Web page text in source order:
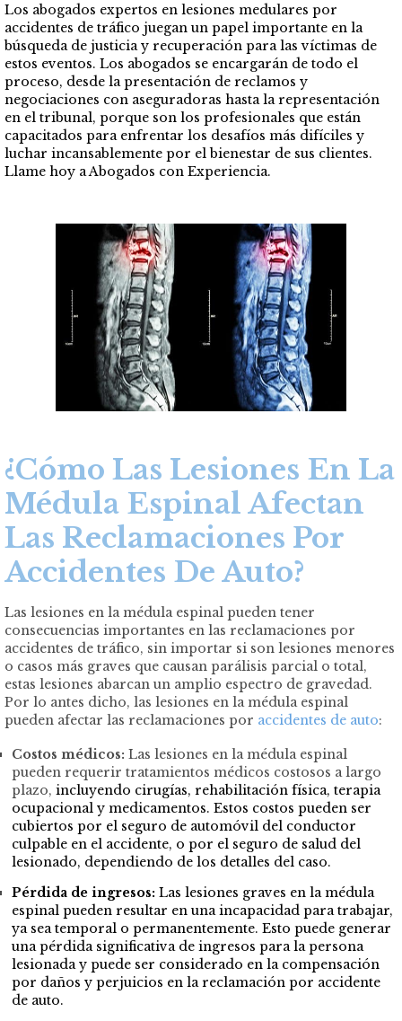
Los abogados expertos en lesiones medulares por
accidentes de tráfico juegan un papel importante en la
búsqueda de justicia y recuperación para las víctimas de
estos eventos. Los abogados se encargarán de todo el
proceso, desde la presentación de reclamos y
negociaciones con aseguradoras hasta la representación
en el tribunal, porque son los profesionales que están
capacitados para enfrentar los desafíos más difíciles y
luchar incansablemente por el bienestar de sus clientes.
Llame hoy a Abogados con Experiencia.
¿Cómo Las Lesiones En La
Médula Espinal Afectan
Las Reclamaciones Por
Accidentes De Auto?
Las lesiones en la médula espinal pueden tener
consecuencias importantes en las reclamaciones por
accidentes de tráfico, sin importar si son lesiones menores
o casos más graves que causan parálisis parcial o total,
estas lesiones abarcan un amplio espectro de gravedad.
Por lo antes dicho, las lesiones en la médula espinal
pueden afectar las reclamaciones por accidentes de auto:
Costos médicos: Las lesiones en la médula espinal
pueden requerir tratamientos médicos costosos a largo
plazo, incluyendo cirugías, rehabilitación física, terapia
ocupacional y medicamentos. Estos costos pueden ser
cubiertos por el seguro de automóvil del conductor
culpable en el accidente, o por el seguro de salud del
lesionado, dependiendo de los detalles del caso.
Pérdida de ingresos: Las lesiones graves en la médula
espinal pueden resultar en una incapacidad para trabajar,
ya sea temporal o permanentemente. Esto puede generar
una pérdida significativa de ingresos para la persona
lesionada y puede ser considerado en la compensación
por daños y perjuicios en la reclamación por accidente
de auto.